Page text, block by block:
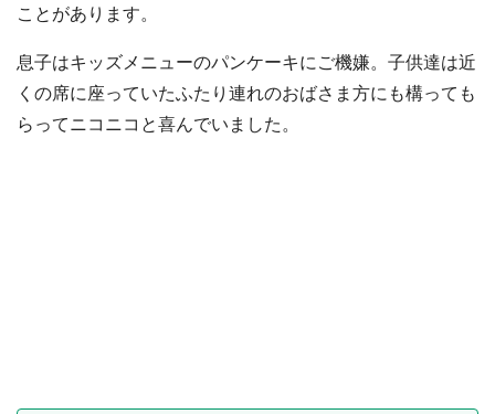
ことがあります。
息子はキッズメニューのパンケーキにご機嫌。子供達は近
くの席に座っていたふたり連れのおばさま方にも構っても
らってニコニコと喜んでいました。